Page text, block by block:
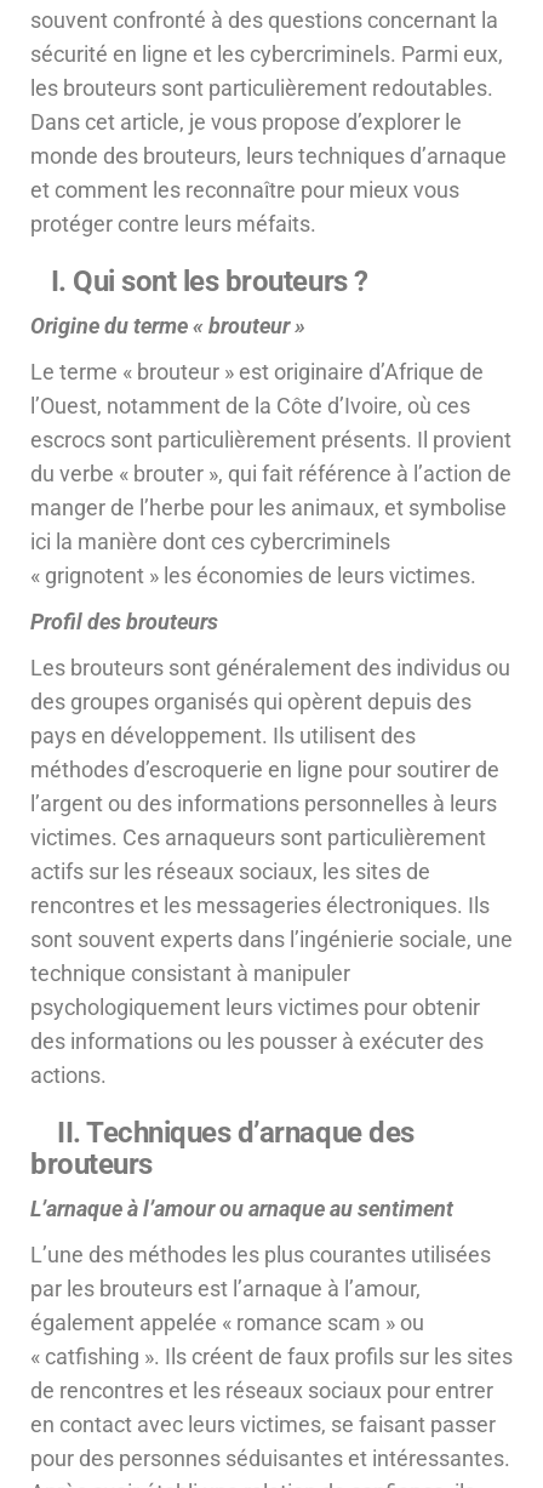
souvent confronté à des questions concernant la
sécurité en ligne et les cybercriminels. Parmi eux,
les brouteurs sont particulièrement redoutables.
Dans cet article, je vous propose d’explorer le
monde des brouteurs, leurs techniques d’arnaque
et comment les reconnaître pour mieux vous
protéger contre leurs méfaits.
I. Qui sont les brouteurs ?
Origine du terme « brouteur »
Le terme « brouteur » est originaire d’Afrique de
l’Ouest, notamment de la Côte d’Ivoire, où ces
escrocs sont particulièrement présents. Il provient
du verbe « brouter », qui fait référence à l’action de
manger de l’herbe pour les animaux, et symbolise
ici la manière dont ces cybercriminels
« grignotent » les économies de leurs victimes.
Profil des brouteurs
Les brouteurs sont généralement des individus ou
des groupes organisés qui opèrent depuis des
pays en développement. Ils utilisent des
méthodes d’escroquerie en ligne pour soutirer de
l’argent ou des informations personnelles à leurs
victimes. Ces arnaqueurs sont particulièrement
actifs sur les réseaux sociaux, les sites de
rencontres et les messageries électroniques. Ils
sont souvent experts dans l’ingénierie sociale, une
technique consistant à manipuler
psychologiquement leurs victimes pour obtenir
des informations ou les pousser à exécuter des
actions.
II. Techniques d’arnaque des
brouteurs
L’arnaque à l’amour ou arnaque au sentiment
L’une des méthodes les plus courantes utilisées
par les brouteurs est l’arnaque à l’amour,
également appelée « romance scam » ou
« catfishing ». Ils créent de faux profils sur les sites
de rencontres et les réseaux sociaux pour entrer
en contact avec leurs victimes, se faisant passer
pour des personnes séduisantes et intéressantes.